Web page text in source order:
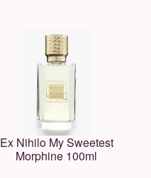
Ex Nihilo My Sweetest
Morphine 100ml